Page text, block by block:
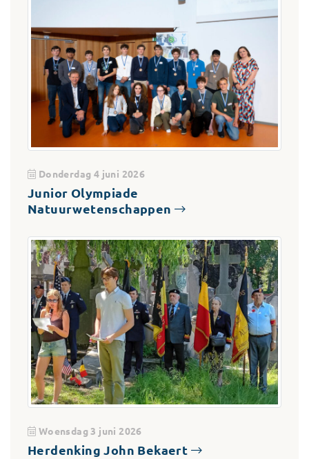
Donderdag 4 juni 2026
Junior Olympiade
Natuurwetenschappen
Woensdag 3 juni 2026
Herdenking John Bekaert